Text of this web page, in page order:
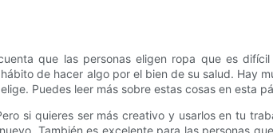
que las personas eligen ropa que es
de hacer algo por el bien de su salud. Hay
Puedes leer más sobre estas cosas en esta
si quieres ser más creativo y usarlos en tu